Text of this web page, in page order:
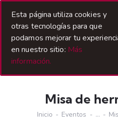
Misa de
Inicio Eventos ...
Esta página utiliza cookies y
otras tecnologías para que
podamos mejorar tu
en nuestro sitio: Más
información.